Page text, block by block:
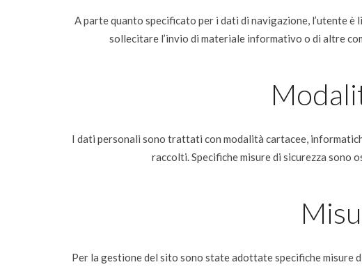
A parte quanto specificato per i dati di navigazione, l’utente
sollecitare l’invio di materiale informativo o di altre
I dati personali sono trattati con modalità cartacee,
raccolti. Specifiche misure di sicurezza sono
Per la gestione del sito sono state adottate specifiche misure